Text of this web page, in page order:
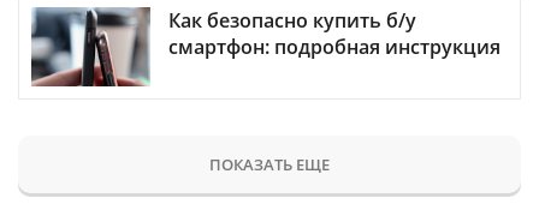
Как безопасно купить б/у
смартфон: подробная инструкция
ПОКАЗАТЬ ЕЩЕ